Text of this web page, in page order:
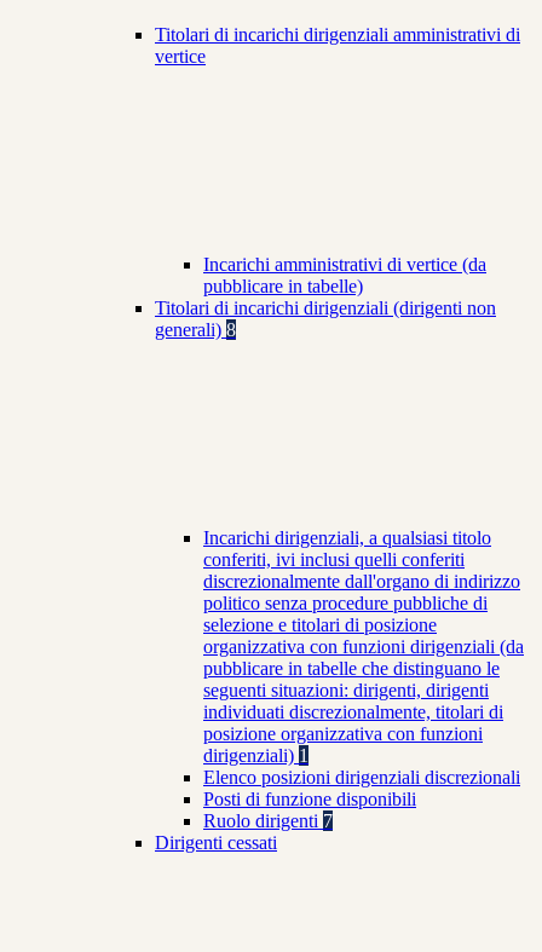
Titolari di incarichi dirigenziali amministrativi di
vertice
Incarichi amministrativi di vertice (da
pubblicare in tabelle)
Titolari di incarichi dirigenziali (dirigenti non
generali) 8
Incarichi dirigenziali, a qualsiasi titolo
conferiti, ivi inclusi quelli conferiti
discrezionalmente dall'organo di indirizzo
politico senza procedure pubbliche di
selezione e titolari di posizione
organizzativa con funzioni dirigenziali (da
pubblicare in tabelle che distinguano le
seguenti situazioni: dirigenti, dirigenti
individuati discrezionalmente, titolari di
posizione organizzativa con funzioni
dirigenziali) 1
Elenco posizioni dirigenziali discrezionali
Posti di funzione disponibili
Ruolo dirigenti 7
Dirigenti cessati